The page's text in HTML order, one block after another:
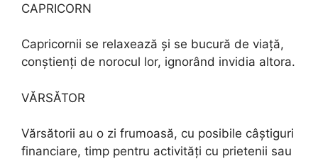
CAPRICORN
Capricornii se relaxează și se bucură de viață,
conștienți de norocul lor, ignorând invidia altora.
VĂRSĂTOR
Vărsătorii au o zi frumoasă, cu posibile câștiguri
financiare, timp pentru activități cu prietenii sau